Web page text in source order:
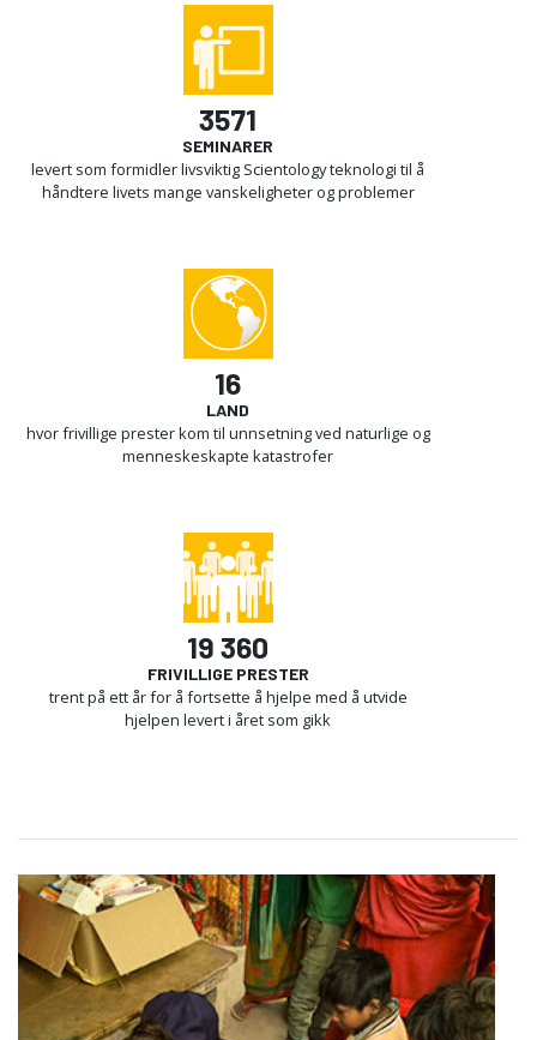
3571
SEMINARER
levert som formidler livsviktig Scientology teknologi til å
håndtere livets mange vanskeligheter og problemer
16
LAND
hvor frivillige prester kom til unnsetning ved naturlige og
menneskeskapte katastrofer
19 360
FRIVILLIGE PRESTER
trent på ett år for å fortsette å hjelpe med å utvide
hjelpen levert i året som gikk